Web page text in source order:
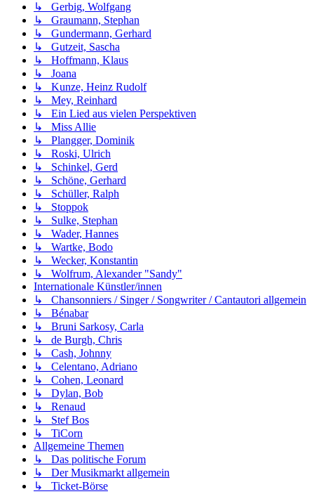
↳ Gerbig, Wolfgang
↳ Graumann, Stephan
↳ Gundermann, Gerhard
↳ Gutzeit, Sascha
↳ Hoffmann, Klaus
↳ Joana
↳ Kunze, Heinz Rudolf
↳ Mey, Reinhard
↳ Ein Lied aus vielen Perspektiven
↳ Miss Allie
↳ Plangger, Dominik
↳ Roski, Ulrich
↳ Schinkel, Gerd
↳ Schöne, Gerhard
↳ Schüller, Ralph
↳ Stoppok
↳ Sulke, Stephan
↳ Wader, Hannes
↳ Wartke, Bodo
↳ Wecker, Konstantin
↳ Wolfrum, Alexander "Sandy"
Internationale Künstler/innen
↳ Chansonniers / Singer / Songwriter / Cantautori allgemein
↳ Bénabar
↳ Bruni Sarkosy, Carla
↳ de Burgh, Chris
↳ Cash, Johnny
↳ Celentano, Adriano
↳ Cohen, Leonard
↳ Dylan, Bob
↳ Renaud
↳ Stef Bos
↳ TiCorn
Allgemeine Themen
↳ Das politische Forum
↳ Der Musikmarkt allgemein
↳ Ticket-Börse